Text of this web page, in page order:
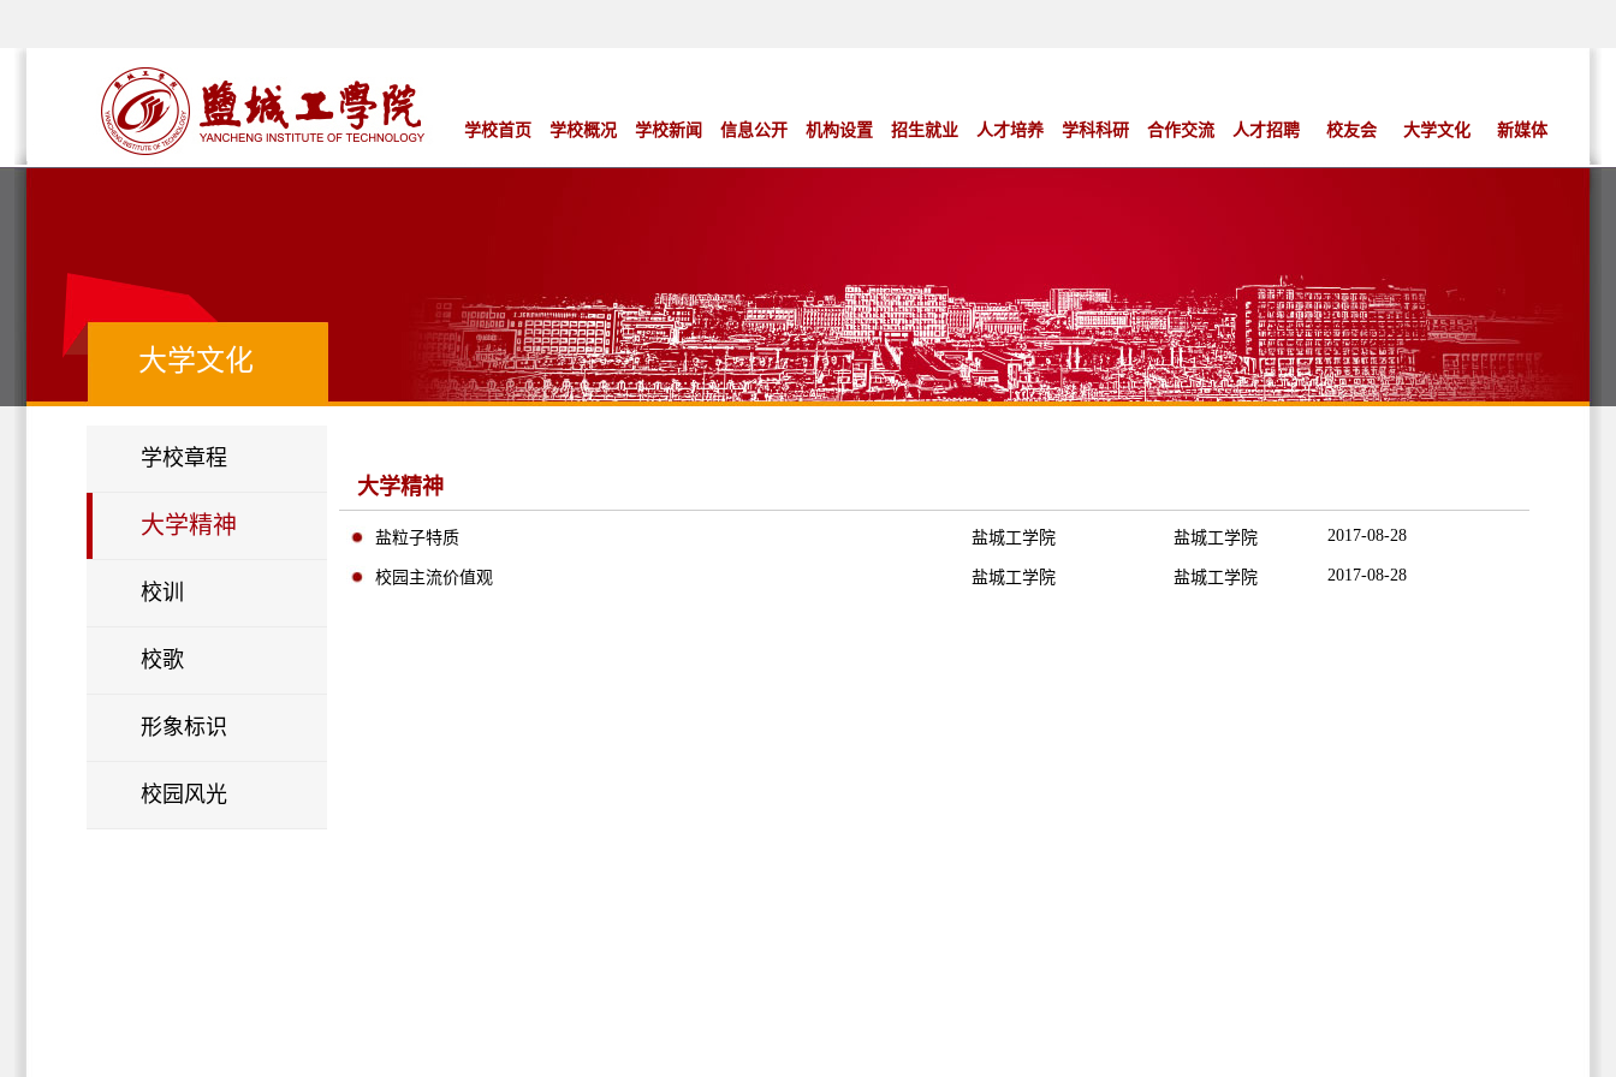
学校首页 学校概况 学校新闻 信息公开 机构设置 招生就业 人才培养 学科科研 合作交流 人才招聘 校友会 大学文化 新媒体
大学文化
学校章程
大学精神
校训
校歌
形象标识
校园风光
大学精神
盐粒子特质 盐城工学院 盐城工学院 2017-08-28
校园主流价值观 盐城工学院 盐城工学院 2017-08-28